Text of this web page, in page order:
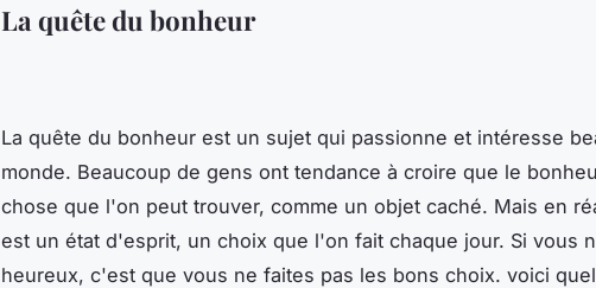
La quête du bonheur
La quête du bonheur est un sujet qui passionne et intéresse
monde. Beaucoup de gens ont tendance à croire que le
chose que l'on peut trouver, comme un objet caché. Mais en
est un état d'esprit, un choix que l'on fait chaque jour. Si vous
heureux, c'est que vous ne faites pas les bons choix. voici